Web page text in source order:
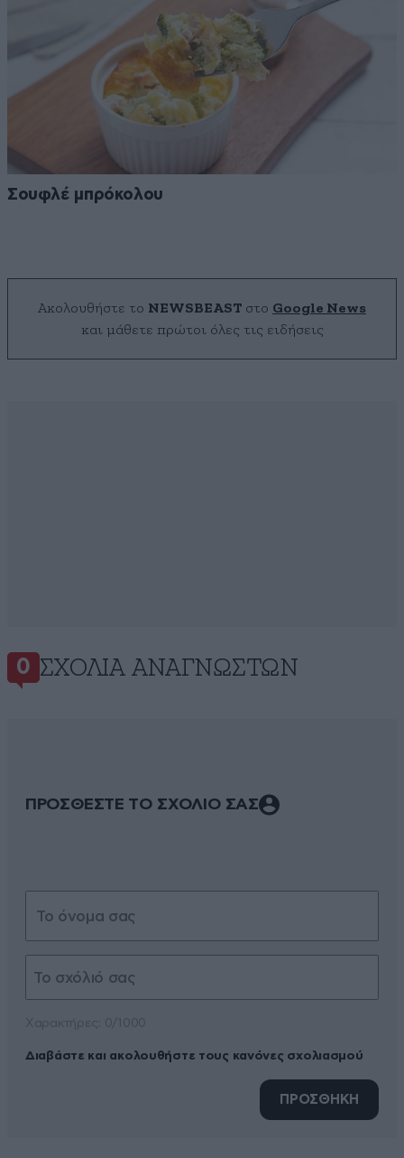
Σουφλέ μπρόκολου
Ακολουθήστε το NEWSBEAST στο Google News
και μάθετε πρώτοι όλες τις ειδήσεις
0 ΣΧΌΛΙΑ ΑΝΑΓΝΩΣΤΏΝ
ΠΡΟΣΘΕΣΤΕ ΤΟ ΣΧΟΛΙΟ ΣΑΣ
Διαβάστε και ακολουθήστε τους κανόνες σχολιασμού
ΠΡΟΣΘΗΚΗ